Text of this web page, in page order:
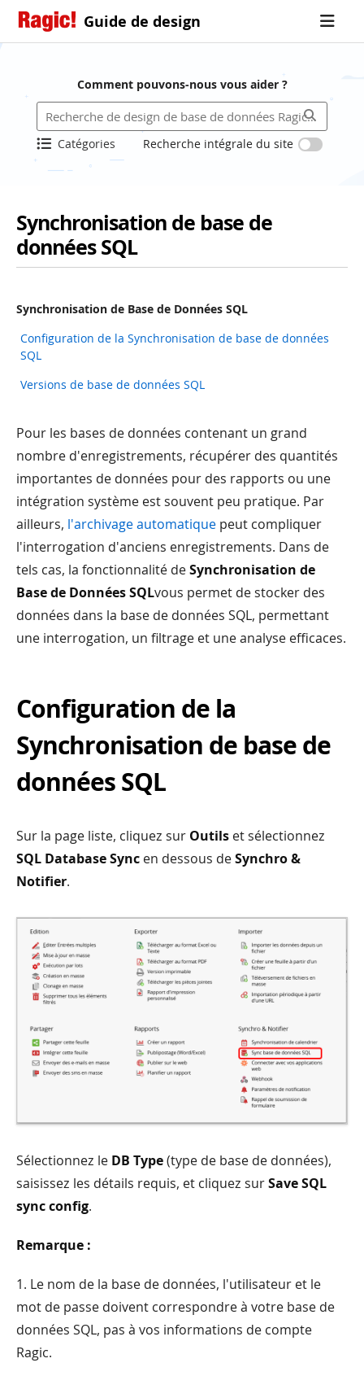
Guide de design
Comment pouvons-nous vous aider ?
Catégories Recherche intégrale du site
Synchronisation de base de
données SQL
Synchronisation de Base de Données SQL
Configuration de la Synchronisation de base de données
SQL
Versions de base de données SQL
Pour les bases de données contenant un grand
nombre d'enregistrements, récupérer des quantités
importantes de données pour des rapports ou une
intégration système est souvent peu pratique. Par
ailleurs, l'archivage automatique peut compliquer
l'interrogation d'anciens enregistrements. Dans de
tels cas, la fonctionnalité deSynchronisation de
Base de Données SQLvous permet de stocker des
données dans la base de données SQL, permettant
une interrogation, un filtrage et une analyse efficaces.
Configuration de la
Synchronisation de base de
données SQL
Sur la page liste, cliquez sur Outils et sélectionnez
SQL Database Sync en dessous deSynchro &
Notifier.
Sélectionnez le DB Type(type de base de données),
saisissez les détails requis, et cliquez surSave SQL
sync config.
Remarque :
1. Le nom de la base de données, l'utilisateur et le
mot de passe doivent correspondre à votre base de
données SQL, pas à vos informations de compte
Ragic.